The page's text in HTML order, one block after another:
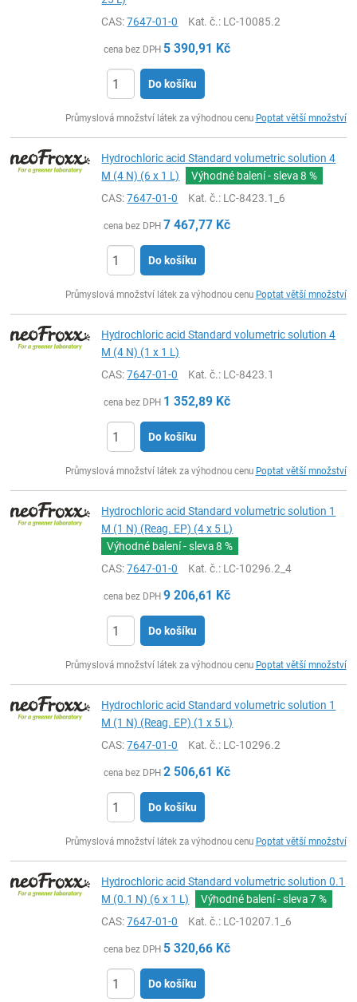
CAS:7647-01-0 Kat. č.: LC-10085.2
cena bez DPH 5 390,91 Kč
Do košíku
Průmyslová množství látek za výhodnou cenu Poptat větší množství
Hydrochloric acid Standard volumetric solution 4
M (4 N) (6 x 1 L)
Výhodné balení - sleva8 %
CAS:7647-01-0 Kat. č.: LC-8423.1_6
cena bez DPH 7 467,77 Kč
Do košíku
Průmyslová množství látek za výhodnou cenu Poptat větší množství
Hydrochloric acid Standard volumetric solution 4
M (4 N) (1 x 1 L)
CAS:7647-01-0 Kat. č.: LC-8423.1
cena bez DPH 1 352,89 Kč
Do košíku
Průmyslová množství látek za výhodnou cenu Poptat větší množství
Hydrochloric acid Standard volumetric solution 1
M (1 N) (Reag. EP) (4 x 5 L)
Výhodné balení - sleva8 %
CAS:7647-01-0 Kat. č.: LC-10296.2_4
cena bez DPH 9 206,61 Kč
Do košíku
Průmyslová množství látek za výhodnou cenu Poptat větší množství
Hydrochloric acid Standard volumetric solution 1
M (1 N) (Reag. EP) (1 x 5 L)
CAS:7647-01-0 Kat. č.: LC-10296.2
cena bez DPH 2 506,61 Kč
Do košíku
Průmyslová množství látek za výhodnou cenu Poptat větší množství
Hydrochloric acid Standard volumetric solution 0.1
M (0.1 N) (6 x 1 L)
Výhodné balení - sleva7 %
CAS:7647-01-0 Kat. č.: LC-10207.1_6
cena bez DPH 5 320,66 Kč
Do košíku